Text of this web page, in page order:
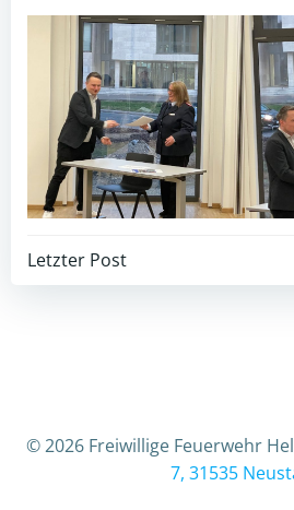
Letzter Post
© 2026 Freiwillige Feuerwehr
7, 31535